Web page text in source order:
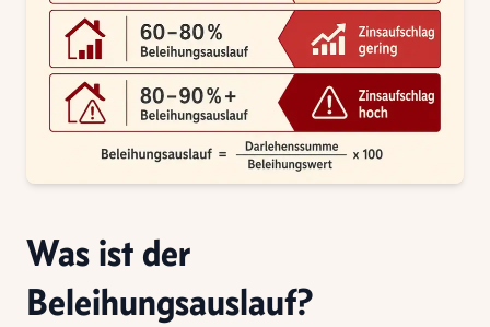
Was ist der
Beleihungsauslauf?